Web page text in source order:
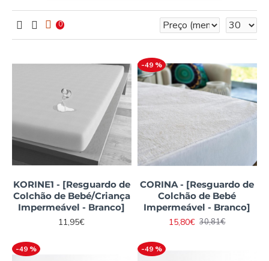
0
KORINE1 - [Resguardo de
Colchão de Bebé/Criança
Impermeável - Branco]
11,95€
-49 %
CORINA - [Resguardo de
Colchão de Bebé
Impermeável - Branco]
15,80€ 30,81€
-49 % -49 %